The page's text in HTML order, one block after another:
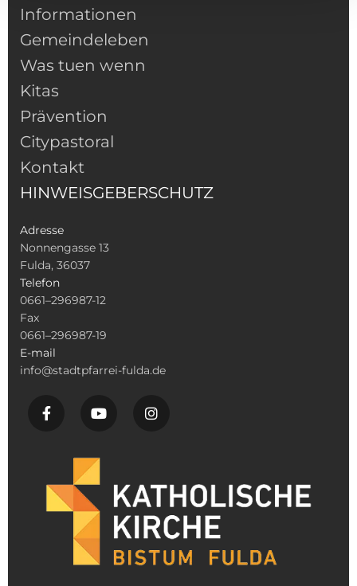
Informationen
Gemeindeleben
Was tuen wenn
Kitas
Prävention
Citypastoral
Kontakt
HINWEISGEBERSCHUTZ
Adresse
Nonnengasse 13
Fulda, 36037
Telefon
0661–296987-12
Fax
0661–296987-19
E-mail
info@stadtpfarrei-fulda.de